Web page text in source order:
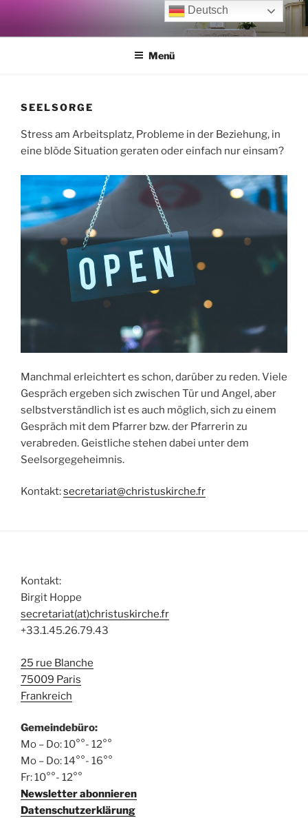
springen
Menü
SEELSORGE
Stress am Arbeitsplatz, Probleme in der Beziehung, in
eine blöde Situation geraten oder einfach nur einsam?
Manchmal erleichtert es schon, darüber zu reden. Viele
Gespräch ergeben sich zwischen Tür und Angel, aber
selbstverständlich ist es auch möglich, sich zu einem
Gespräch mit dem Pfarrer bzw. der Pfarrerin zu
verabreden. Geistliche stehen dabei unter dem
Seelsorgegeheimnis.
Kontakt:secretariat@christuskirche.fr
Kontakt:
Birgit Hoppe
secretariat(at)christuskirche.fr
+33.1.45.26.79.43
25 rue Blanche
75009 Paris
Frankreich
Gemeindebüro:
Mo – Do: 10°°- 12°°
Mo – Do: 14°°- 16°°
Fr: 10°°- 12°°
Newsletter abonnieren
Datenschutzerklärung
Deutsch